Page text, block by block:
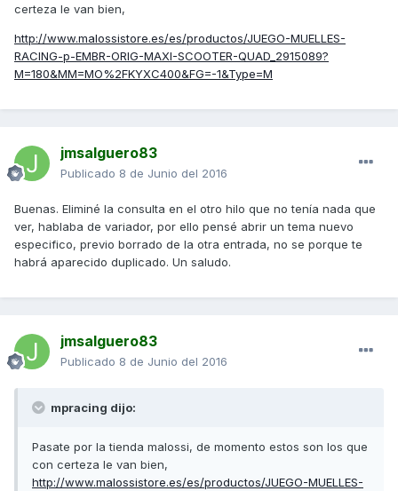
certeza le van bien,
http://www.malossistore.es/es/productos/JUEGO-MUELLES-
RACING-p-EMBR-ORIG-MAXI-SCOOTER-QUAD_2915089?
M=180&MM=MO%2FKYXC400&FG=-1&Type=M
jmsalguero83
Publicado 8 de Junio del 2016
Buenas. Eliminé la consulta en el otro hilo que no tenía nada que
ver, hablaba de variador, por ello pensé abrir un tema nuevo
especifico, previo borrado de la otra entrada, no se porque te
habrá aparecido duplicado. Un saludo.
jmsalguero83
Publicado 8 de Junio del 2016
mpracing dijo:
Pasate por la tienda malossi, de momento estos son los que
con certeza le van bien,
http://www.malossistore.es/es/productos/JUEGO-MUELLES-